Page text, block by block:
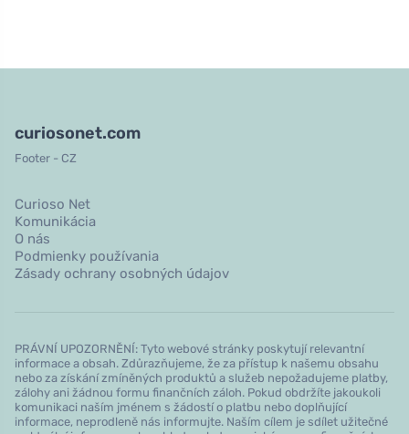
curiosonet.com
Footer - CZ
Curioso Net
Komunikácia
O nás
Podmienky používania
Zásady ochrany osobných údajov
PRÁVNÍ UPOZORNĚNÍ: Tyto webové stránky poskytují relevantní
informace a obsah. Zdůrazňujeme, že za přístup k našemu obsahu
nebo za získání zmíněných produktů a služeb nepožadujeme platby,
zálohy ani žádnou formu finančních záloh. Pokud obdržíte jakoukoli
komunikaci naším jménem s žádostí o platbu nebo doplňující
informace, neprodleně nás informujte. Naším cílem je sdílet užitečné